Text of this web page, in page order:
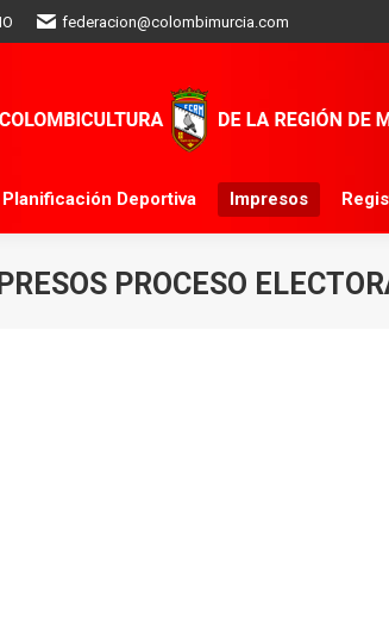
federacion@colombimurcia.com
Planificación Deportiva Impresos
PROCESO
Planificación Deportiva
ELECCIONES 2024